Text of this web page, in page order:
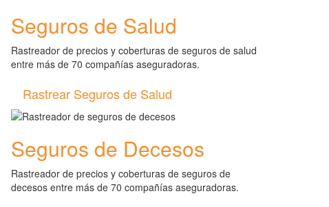
Seguros de Salud
Rastreador de precios y coberturas de seguros de salud
entre más de 70 compañías aseguradoras.
Rastrear Seguros de Salud
Seguros de Decesos
Rastreador de precios y coberturas de seguros de
decesos entre más de 70 compañías aseguradoras.